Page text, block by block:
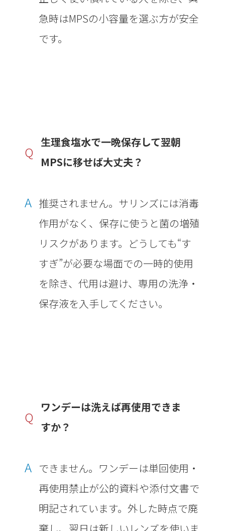
急時はMPSの小容量を選ぶ方が安全
です。
Q
生理食塩水で一晩保存して翌朝
MPSに移せば大丈夫？
A 推奨されません。サリンズには消毒
作用がなく、保存に使うと菌の増殖
リスクがあります。どうしても“す
すぎ”が必要な場面での一時的使用
を除き、代用は避け、専用の洗浄・
保存液を入手してください。
Q
ワンデーは洗えば再使用できま
すか？
A できません。ワンデーは単回使用・
再使用禁止が公的資料や添付文書で
明記されています。外した時点で廃